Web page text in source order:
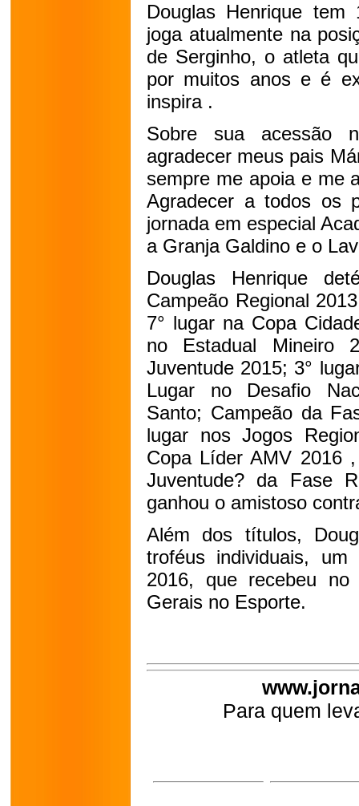
Douglas Henrique
joga atualmente na
de Serginho, o atleta
por muitos anos e é
inspira .
Sobre sua acessão
agradecer meus pais
sempre me apoia e me
Agradecer a todos os
jornada em especial
a Granja Galdino e o
Douglas Henrique
Campeão Regional
7° lugar na Copa
no Estadual Mineiro
Juventude 2015; 3°
Lugar no Desafio
Santo; Campeão da
lugar nos Jogos
Copa Líder AMV 2016
Juventude? da Fase
ganhou o amistoso
Além dos títulos,
troféus individuais,
2016, que recebeu no
Gerais no Esporte.
Para quem